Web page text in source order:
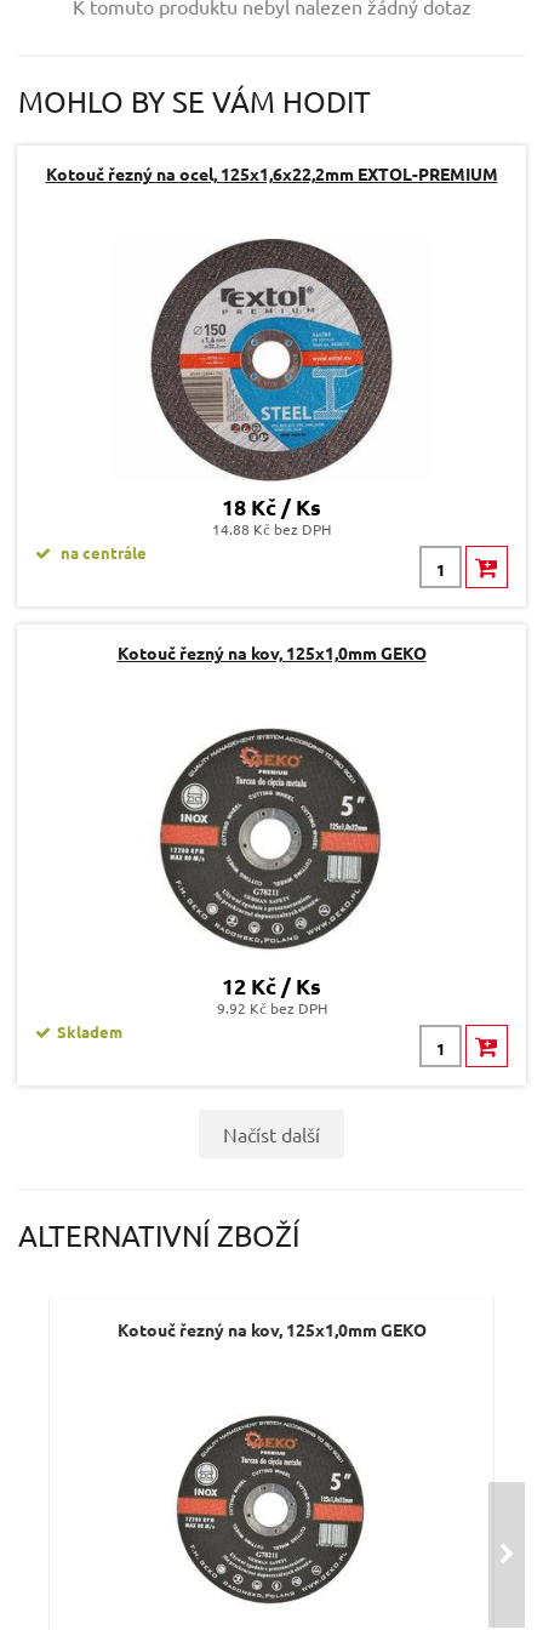
Dotaz:
Odeslat dotaz
K tomuto produktu nebyl nalezen žádný dotaz
MOHLO BY SE VÁM HODIT
Kotouč řezný na ocel, 125x1,6x22,2mm EXTOL-PREMIUM
18 Kč / Ks
14.88 Kč bez DPH
na centrále
Kotouč řezný na kov, 125x1,0mm GEKO
12 Kč / Ks
9.92 Kč bez DPH
Skladem
Načíst další
ALTERNATIVNÍ ZBOŽÍ
Kotouč řezný na kov, 125x1,0mm GEKO